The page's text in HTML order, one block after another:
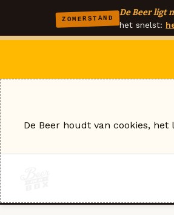
ZOMERSTAND
De Beer ligt
het snelst:
De Beer houdt van cookies,